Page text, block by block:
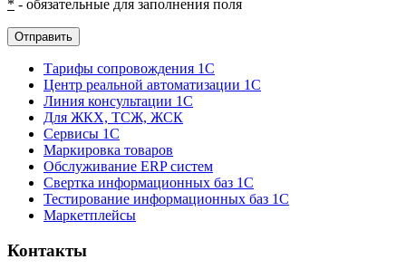
* - обязательные для заполнения поля
Отправить
Тарифы сопровождения 1С
Центр реальной автоматизации 1С
Линия консультации 1С
Для ЖКХ, ТСЖ, ЖСК
Сервисы 1С
Маркировка товаров
Обслуживание ERP систем
Свертка информационных баз 1С
Тестирование информационных баз 1С
Маркетплейсы
Контакты